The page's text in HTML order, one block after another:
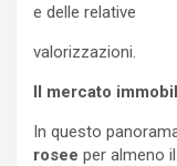
e delle relative
valorizzazioni.
Il mercato
In questo
rosee per almeno il